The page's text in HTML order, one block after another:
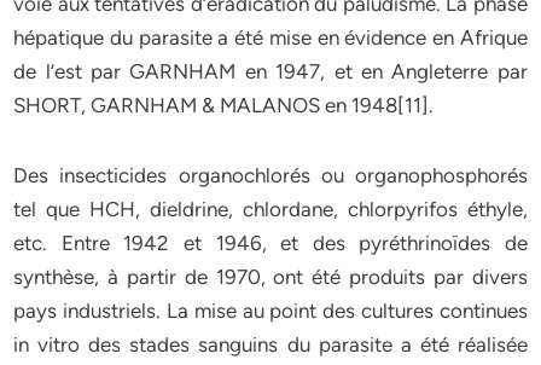
hépatique du parasite a été mise en évidence en Afrique
de l’est par GARNHAM en 1947, et en Angleterre par
SHORT, GARNHAM & MALANOS en 1948[11].
Des insecticides organochlorés ou organophosphorés
tel que HCH, dieldrine, chlordane, chlorpyrifos éthyle,
etc. Entre 1942 et 1946, et des pyréthrinoïdes de
synthèse, à partir de 1970, ont été produits par divers
pays industriels. La mise au point des cultures continues
in vitro des stades sanguins du parasite a été réalisée